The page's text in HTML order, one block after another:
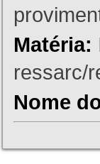
Matéria:
ressarc/
Nome